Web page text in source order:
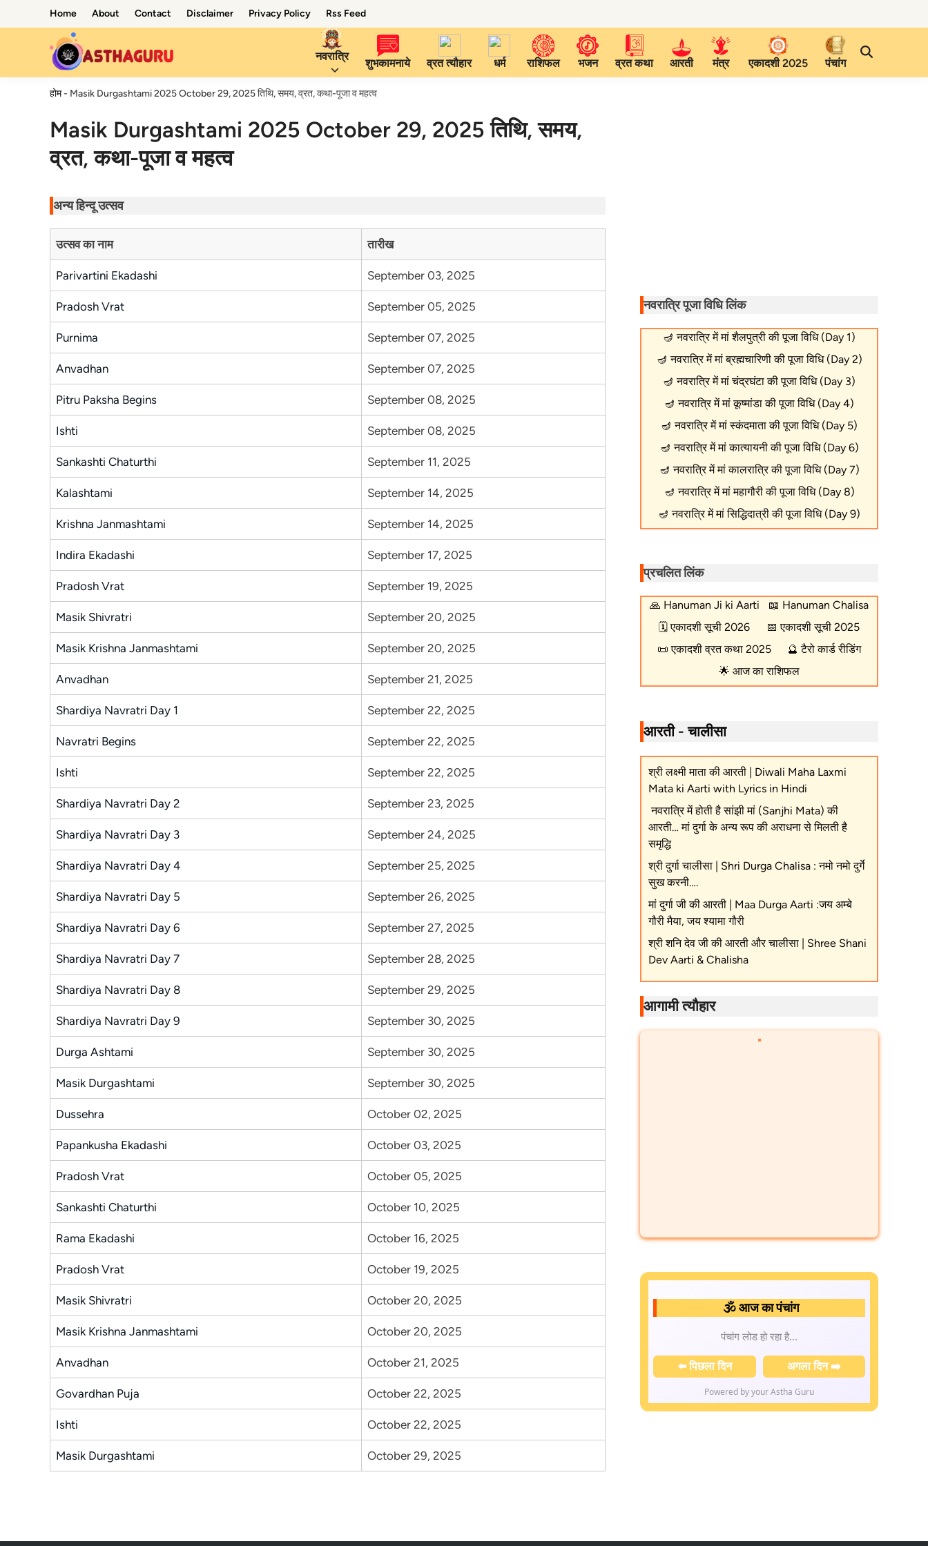
Home About Contact Disclaimer Privacy Policy Rss Feed
नवरात्रि
शुभकामनाये व्रत त्यौहार धर्म राशिफल भजन व्रत कथा आरती मंत्र एकादशी 2025 पंचांग
होम- Masik Durgashtami 2025 October 29, 2025 तिथि, समय, व्रत, कथा-पूजा व महत्व
Masik Durgashtami 2025 October 29, 2025 तिथि, समय,
व्रत, कथा-पूजा व महत्व
अन्य हिन्दू उत्सव
उत्सव का नाम तारीख
Parivartini Ekadashi September 03, 2025
Pradosh Vrat September 05, 2025
Purnima September 07, 2025
Anvadhan September 07, 2025
Pitru Paksha Begins September 08, 2025
Ishti September 08, 2025
Sankashti Chaturthi September 11, 2025
Kalashtami September 14, 2025
Krishna Janmashtami September 14, 2025
Indira Ekadashi September 17, 2025
Pradosh Vrat September 19, 2025
Masik Shivratri September 20, 2025
Masik Krishna Janmashtami September 20, 2025
Anvadhan September 21, 2025
Shardiya Navratri Day 1 September 22, 2025
Navratri Begins September 22, 2025
Ishti September 22, 2025
Shardiya Navratri Day 2 September 23, 2025
Shardiya Navratri Day 3 September 24, 2025
Shardiya Navratri Day 4 September 25, 2025
Shardiya Navratri Day 5 September 26, 2025
Shardiya Navratri Day 6 September 27, 2025
Shardiya Navratri Day 7 September 28, 2025
Shardiya Navratri Day 8 September 29, 2025
Shardiya Navratri Day 9 September 30, 2025
Durga Ashtami September 30, 2025
Masik Durgashtami September 30, 2025
Dussehra October 02, 2025
Papankusha Ekadashi October 03, 2025
Pradosh Vrat October 05, 2025
Sankashti Chaturthi October 10, 2025
Rama Ekadashi October 16, 2025
Pradosh Vrat October 19, 2025
Masik Shivratri October 20, 2025
Masik Krishna Janmashtami October 20, 2025
Anvadhan October 21, 2025
Govardhan Puja October 22, 2025
Ishti October 22, 2025
Masik Durgashtami October 29, 2025
नवरात्रि पूजा विधि लिंक
🪔 नवरात्रि में मां शैलपुत्री की पूजा विधि (Day 1)
🪔 नवरात्रि में मां ब्रह्मचारिणी की पूजा विधि (Day 2)
🪔 नवरात्रि में मां चंद्रघंटा की पूजा विधि (Day 3)
🪔 नवरात्रि में मां कूष्मांडा की पूजा विधि (Day 4)
🪔 नवरात्रि में मां स्कंदमाता की पूजा विधि (Day 5)
🪔 नवरात्रि में मां कात्यायनी की पूजा विधि (Day 6)
🪔 नवरात्रि में मां कालरात्रि की पूजा विधि (Day 7)
🪔 नवरात्रि में मां महागौरी की पूजा विधि (Day 8)
🪔 नवरात्रि में मां सिद्धिदात्री की पूजा विधि (Day 9)
प्रचलित लिंक
🙏 Hanuman Ji ki Aarti 📖 Hanuman Chalisa
🗓️ एकादशी सूची 2026 📅 एकादशी सूची 2025
📜 एकादशी व्रत कथा 2025 🔮 टैरो कार्ड रीडिंग
🌟 आज का राशिफल
आरती - चालीसा
श्री लक्ष्मी माता की आरती | Diwali Maha Laxmi
Mata ki Aarti with Lyrics in Hindi
नवरात्रि में होती है सांझी मां (Sanjhi Mata) की
आरती… मां दुर्गा के अन्य रूप की अराधना से मिलती है
समृद्धि
श्री दुर्गा चालीसा | Shri Durga Chalisa : नमो नमो दुर्गे
सुख करनी….
मां दुर्गा जी की आरती | Maa Durga Aarti :जय अम्बे
गौरी मैया, जय श्यामा गौरी
श्री शनि देव जी की आरती और चालीसा | Shree Shani
Dev Aarti & Chalisha
आगामी त्यौहार
🕉️ आज का पंचांग
पंचांग लोड हो रहा है...
⬅️ पिछला दिन अगला दिन ➡️
Powered by your Astha Guru